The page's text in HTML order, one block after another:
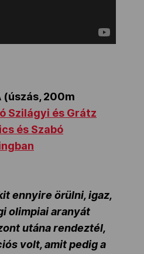
(úszás, 200m
Szilágyi és Grátz
és Szabó
ennyire örülni, igaz,
olimpiai aranyát
utána rendeztél,
volt, amit pedig a